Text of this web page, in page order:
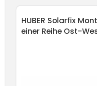
HUBER Solarfix
einer Reihe Ost-